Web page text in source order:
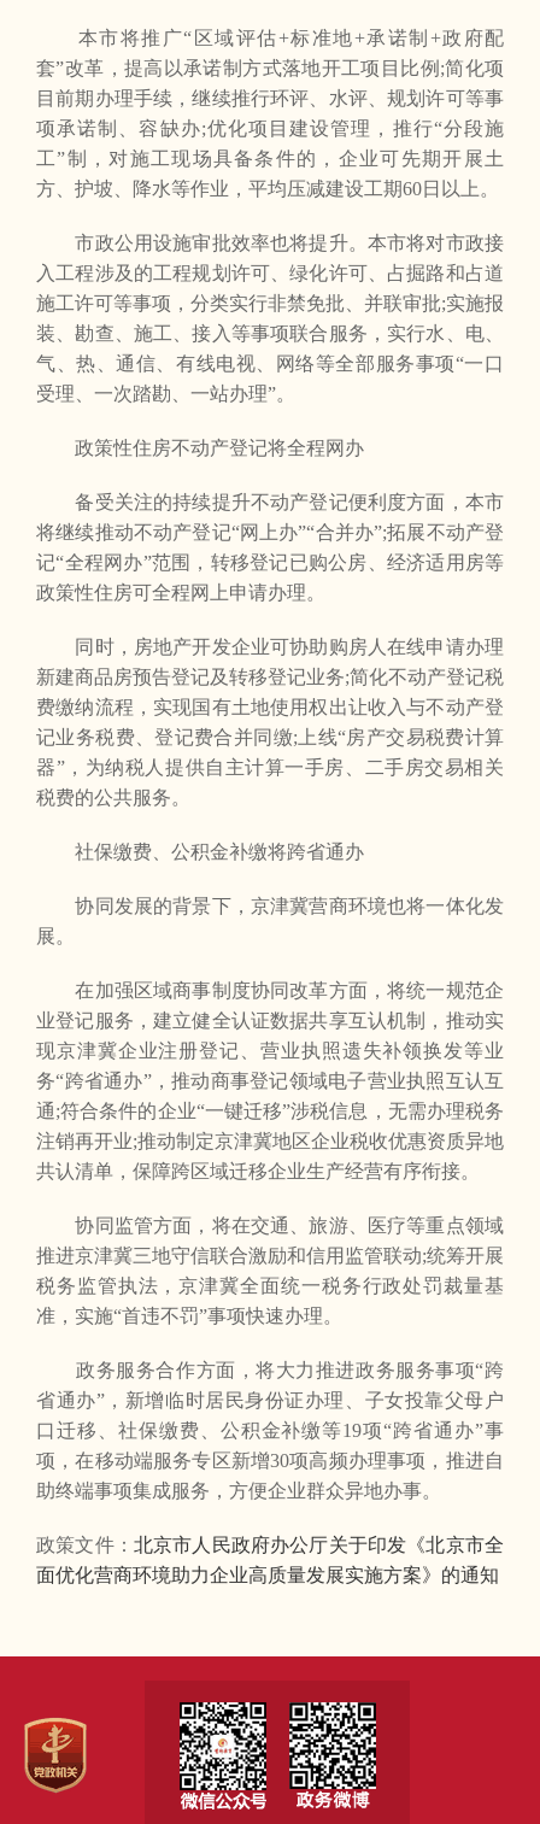
本市将推广“区域评估+标准地+承诺制+政府配
套”改革，提高以承诺制方式落地开工项目比例;简化项
目前期办理手续，继续推行环评、水评、规划许可等事
项承诺制、容缺办;优化项目建设管理，推行“分段施
工”制，对施工现场具备条件的，企业可先期开展土
方、护坡、降水等作业，平均压减建设工期60日以上。
市政公用设施审批效率也将提升。本市将对市政接
入工程涉及的工程规划许可、绿化许可、占掘路和占道
施工许可等事项，分类实行非禁免批、并联审批;实施报
装、勘查、施工、接入等事项联合服务，实行水、电、
气、热、通信、有线电视、网络等全部服务事项“一口
受理、一次踏勘、一站办理”。
政策性住房不动产登记将全程网办
备受关注的持续提升不动产登记便利度方面，本市
将继续推动不动产登记“网上办”“合并办”;拓展不动产登
记“全程网办”范围，转移登记已购公房、经济适用房等
政策性住房可全程网上申请办理。
同时，房地产开发企业可协助购房人在线申请办理
新建商品房预告登记及转移登记业务;简化不动产登记税
费缴纳流程，实现国有土地使用权出让收入与不动产登
记业务税费、登记费合并同缴;上线“房产交易税费计算
器”，为纳税人提供自主计算一手房、二手房交易相关
税费的公共服务。
社保缴费、公积金补缴将跨省通办
协同发展的背景下，京津冀营商环境也将一体化发
展。
在加强区域商事制度协同改革方面，将统一规范企
业登记服务，建立健全认证数据共享互认机制，推动实
现京津冀企业注册登记、营业执照遗失补领换发等业
务“跨省通办”，推动商事登记领域电子营业执照互认互
通;符合条件的企业“一键迁移”涉税信息，无需办理税务
注销再开业;推动制定京津冀地区企业税收优惠资质异地
共认清单，保障跨区域迁移企业生产经营有序衔接。
协同监管方面，将在交通、旅游、医疗等重点领域
推进京津冀三地守信联合激励和信用监管联动;统筹开展
税务监管执法，京津冀全面统一税务行政处罚裁量基
准，实施“首违不罚”事项快速办理。
政务服务合作方面，将大力推进政务服务事项“跨
省通办”，新增临时居民身份证办理、子女投靠父母户
口迁移、社保缴费、公积金补缴等19项“跨省通办”事
项，在移动端服务专区新增30项高频办理事项，推进自
助终端事项集成服务，方便企业群众异地办事。
政策文件： 北京市人民政府办公厅关于印发《北京市全
面优化营商环境助力企业高质量发展实施方案》的通知